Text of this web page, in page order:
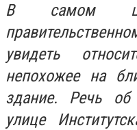
В самом
увидеть
непохожее на
здание. Речь об
улице